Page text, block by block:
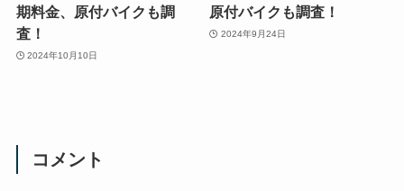
期料金、原付バイクも調
査！
2024年10月10日
原付バイクも調査！
2024年9月24日
コメント